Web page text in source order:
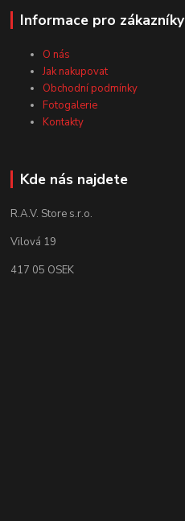
Informace pro zákazníky
O nás
Jak nakupovat
Obchodní podmínky
Fotogalerie
Kontakty
Kde nás najdete
R.A.V. Store s.r.o.
Vilová 19
417 05 OSEK